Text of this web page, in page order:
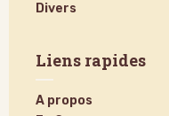
Divers
Liens rapides
A propos